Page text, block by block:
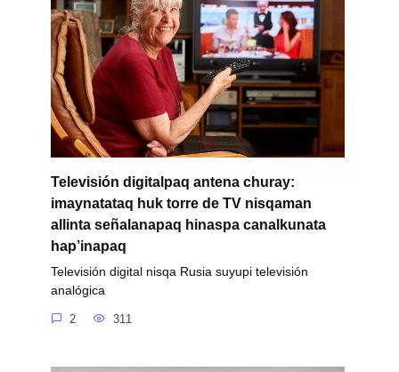
Televisión digitalpaq antena churay:
imaynatataq huk torre de TV nisqaman
allinta señalanapaq hinaspa canalkunata
hap’inapaq
Televisión digital nisqa Rusia suyupi televisión
analógica
2 311